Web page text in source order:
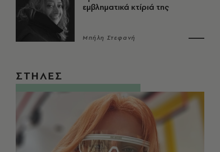
εμβληματικά κτίριά της
Μπήλη Στεφανή
ΣΤΗΛΕΣ